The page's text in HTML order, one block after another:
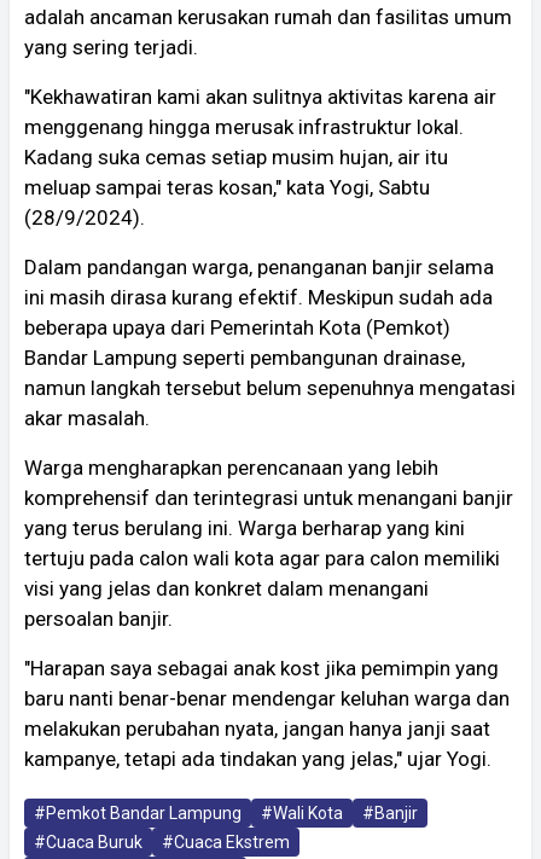
adalah ancaman kerusakan rumah dan fasilitas umum
yang sering terjadi.
"Kekhawatiran kami akan sulitnya aktivitas karena air
menggenang hingga merusak infrastruktur lokal.
Kadang suka cemas setiap musim hujan, air itu
meluap sampai teras kosan," kata Yogi, Sabtu
(28/9/2024).
Dalam pandangan warga, penanganan banjir selama
ini masih dirasa kurang efektif. Meskipun sudah ada
beberapa upaya dari Pemerintah Kota (Pemkot)
Bandar Lampung seperti pembangunan drainase,
namun langkah tersebut belum sepenuhnya mengatasi
akar masalah.
Warga mengharapkan perencanaan yang lebih
komprehensif dan terintegrasi untuk menangani banjir
yang terus berulang ini. Warga berharap yang kini
tertuju pada calon wali kota agar para calon memiliki
visi yang jelas dan konkret dalam menangani
persoalan banjir.
"Harapan saya sebagai anak kost jika pemimpin yang
baru nanti benar-benar mendengar keluhan warga dan
melakukan perubahan nyata, jangan hanya janji saat
kampanye, tetapi ada tindakan yang jelas," ujar Yogi.
#Pemkot Bandar Lampung #Wali Kota
#Banjir
#Cuaca Buruk
#Cuaca Ekstrem